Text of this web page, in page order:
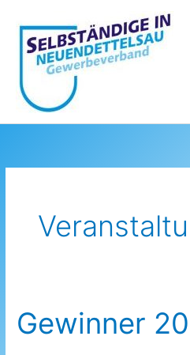
Inhalt
springen
Gewinner